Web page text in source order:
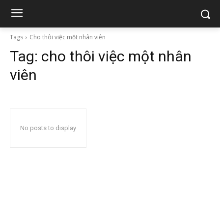
Tags Cho thôi việc một nhân viên
Tag: cho thôi việc một nhân
viên
No posts to display